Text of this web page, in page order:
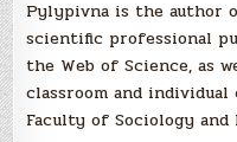
Pylypivna is the author
scientific professional
the Web of Science, as
classroom and
Faculty of Sociology and